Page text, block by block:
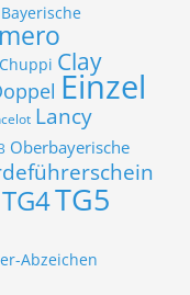
Bayerische
Chuppi Clay
Einzel
Lancy
Oberbayerische
TG4TG5
Abzeichen